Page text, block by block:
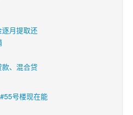
月提取还
、混合贷
号楼现在能